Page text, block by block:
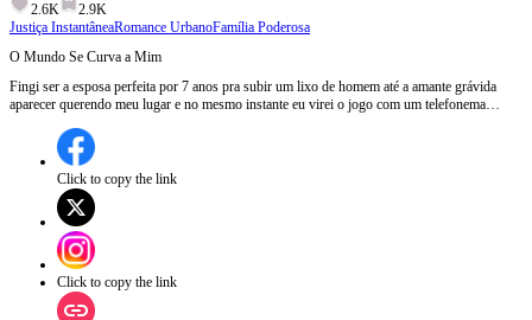
2.6K
2.9K
Justiça InstantâneaRomance UrbanoFamília Poderosa
O Mundo Se Curva a Mim
Fingi ser a esposa perfeita por 7 anos pra subir um lixo de homem até a amante grávida
aparecer querendo meu lugar e no mesmo instante eu virei o jogo com um telefonema
dele já estavam do meu lado e no fim eu virei lenda inalcançável e ele só entendeu tarde
demais ajoelhado diante da própria queda
Click to copy the link
Click to copy the link